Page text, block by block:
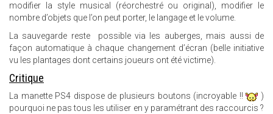
modifier la style musical (réorchestré ou original), modifier le
nombre d’objets que l’on peut porter, le langage et le volume.
La sauvegarde reste possible via les auberges, mais aussi de
façon automatique à chaque changement d’écran (belle initiative
vu les plantages dont certains joueurs ont été victime).
Critique
La manette PS4 dispose de plusieurs boutons (incroyable !!
)
pourquoi ne pas tous les utiliser en y paramétrant des raccourcis ?